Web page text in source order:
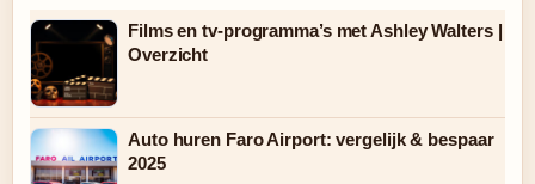
Films en tv-programma’s met Ashley Walters |
Overzicht
Auto huren Faro Airport: vergelijk & bespaar
2025